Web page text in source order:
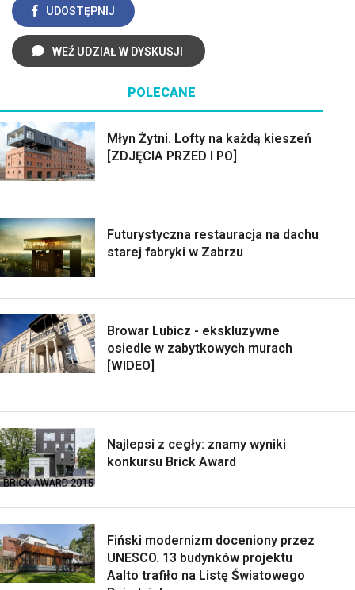
UDOSTĘPNIJ
WEŹ UDZIAŁ W DYSKUSJI
POLECANE
Młyn Żytni. Lofty na każdą kieszeń
[ZDJĘCIA PRZED I PO]
Futurystyczna restauracja na dachu
starej fabryki w Zabrzu
Browar Lubicz - ekskluzywne
osiedle w zabytkowych murach
[WIDEO]
Najlepsi z cegły: znamy wyniki
konkursu Brick Award
Fiński modernizm doceniony przez
UNESCO. 13 budynków projektu
Aalto trafiło na Listę Światowego